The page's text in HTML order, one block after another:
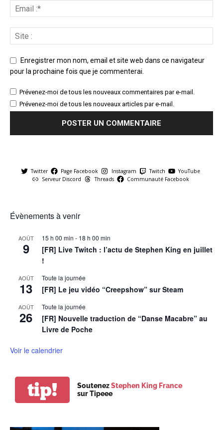
Enregistrer mon nom, email et site web dans ce navigateur
pour la prochaine fois que je commenterai.
Prévenez-moi de tous les nouveaux commentaires par e-mail.
Prévenez-moi de tous les nouveaux articles par e-mail.
Twitter Page Facebook Instagram Twitch
YouTube
Serveur Discord
Threads Communauté Facebook
Évènements à venir
AOÛT
9
15 h 00 min - 18 h 00 min
[FR] Live Twitch : l’actu de Stephen King en juillet
!
AOÛT
13
Toute la journée
[FR] Le jeu vidéo “Creepshow” sur Steam
AOÛT
26
Toute la journée
[FR] Nouvelle traduction de “Danse Macabre” au
Livre de Poche
Voir le calendrier
tip! SoutenezStephen King France
sur Tipeee